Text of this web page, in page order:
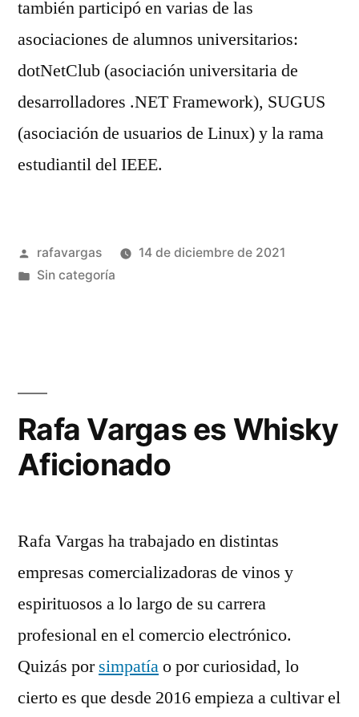
también participó en varias de las
asociaciones de alumnos universitarios:
dotNetClub (asociación universitaria de
desarrolladores .NET Framework), SUGUS
(asociación de usuarios de Linux) y la rama
estudiantil del IEEE.
Publicado
por
rafavargas
14 de diciembre de 2021
Publicado
Sin categoría
Rafa Vargas es Whisky
Aficionado
Rafa Vargas ha trabajado en distintas
empresas comercializadoras de vinos y
espirituosos a lo largo de su carrera
profesional en el comercio electrónico.
Quizás porsimpatíao por curiosidad, lo
cierto es que desde 2016 empieza a cultivar el